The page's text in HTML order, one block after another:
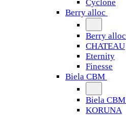
Сyclone
Berry alloc
Berry alloc
CHATEAU
Eternity
Finesse
Biela CBM
Biela CBM
KORUNA